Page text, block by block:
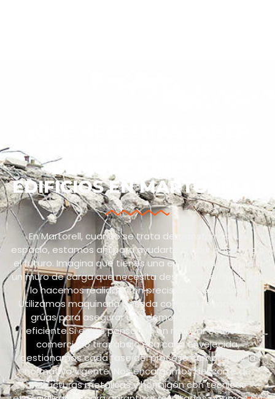
DEMOLICIONES DE
EDIFICIOS EN MARTORELL?
En Martorell, cuando se trata de transformar un
espacio, estamos ahí para ayudarte a abrir paso hacia
el futuro. Imagina que tienes una estructura antigua o
un muro de carga que necesita desaparecer: nosotros
lo hacemos realidad con precisión y seguridad.
Utilizamos maquinaria pesada como excavadoras y
grúas para asegurar una demolición mecánica
eficiente.Si estás pensando en renovar ese local
comercial o tirar abajo esa casa envejecida,
gestionamos cada fase del proceso cumpliendo la
normativa vigente. Nos encargamos del corte de
estructuras metálicas y hormigón con técnicas